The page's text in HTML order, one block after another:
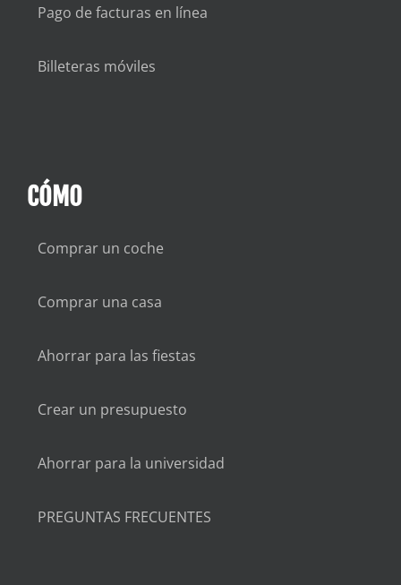
Pago de facturas en línea
Billeteras móviles
CÓMO
Comprar un coche
Comprar una casa
Ahorrar para las fiestas
Crear un presupuesto
Ahorrar para la universidad
PREGUNTAS FRECUENTES